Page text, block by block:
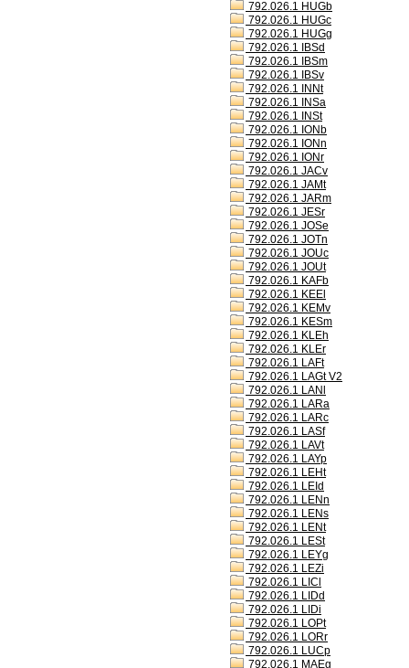
792.026.1 HUGb
792.026.1 HUGc
792.026.1 HUGg
792.026.1 IBSd
792.026.1 IBSm
792.026.1 IBSv
792.026.1 INNt
792.026.1 INSa
792.026.1 INSt
792.026.1 IONb
792.026.1 IONn
792.026.1 IONr
792.026.1 JACv
792.026.1 JAMt
792.026.1 JARm
792.026.1 JESr
792.026.1 JOSe
792.026.1 JOTn
792.026.1 JOUc
792.026.1 JOUt
792.026.1 KAFb
792.026.1 KEEl
792.026.1 KEMv
792.026.1 KESm
792.026.1 KLEh
792.026.1 KLEr
792.026.1 LAFt
792.026.1 LAGt V2
792.026.1 LANl
792.026.1 LARa
792.026.1 LARc
792.026.1 LASf
792.026.1 LAVt
792.026.1 LAYp
792.026.1 LEHt
792.026.1 LEId
792.026.1 LENn
792.026.1 LENs
792.026.1 LENt
792.026.1 LESt
792.026.1 LEYg
792.026.1 LEZi
792.026.1 LICl
792.026.1 LIDd
792.026.1 LIDi
792.026.1 LOPt
792.026.1 LORr
792.026.1 LUCp
792.026.1 MAEg